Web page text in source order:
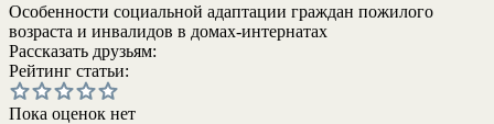
Особенности социальной адаптации граждан пожилого
возраста и инвалидов в домах-интернатах
Рассказать друзьям:
Рейтинг статьи:
Пока оценок нет